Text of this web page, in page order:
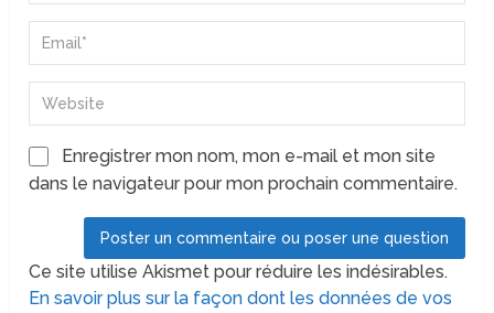
Enregistrer mon nom, mon e-mail et mon site
dans le navigateur pour mon prochain commentaire.
Ce site utilise Akismet pour réduire les indésirables.
En savoir plus sur la façon dont les données de vos